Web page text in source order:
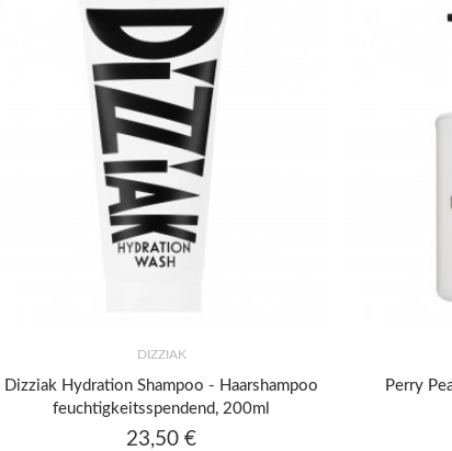
Stk
DIZZIAK
Dizziak Hydration Shampoo - Haarshampoo
feuchtigkeitsspendend, 200ml
23,50 €
Perry